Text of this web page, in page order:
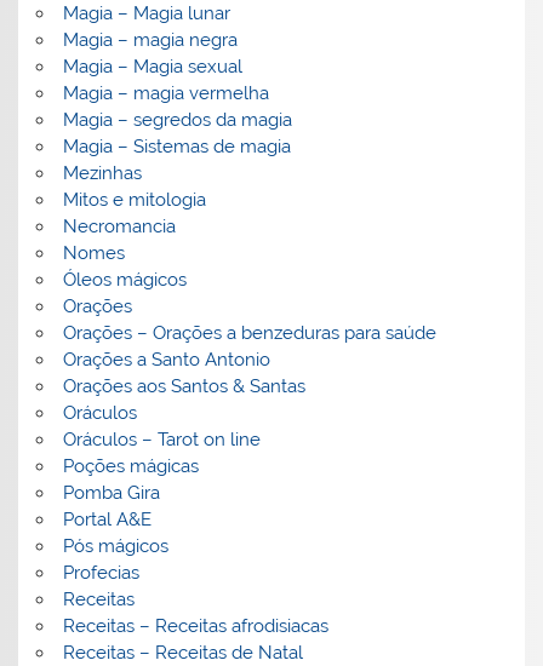
Magia – Magia lunar
Magia – magia negra
Magia – Magia sexual
Magia – magia vermelha
Magia – segredos da magia
Magia – Sistemas de magia
Mezinhas
Mitos e mitologia
Necromancia
Nomes
Óleos mágicos
Orações
Orações – Orações a benzeduras para saúde
Orações a Santo Antonio
Orações aos Santos & Santas
Oráculos
Oráculos – Tarot on line
Poções mágicas
Pomba Gira
Portal A&E
Pós mágicos
Profecias
Receitas
Receitas – Receitas afrodisiacas
Receitas – Receitas de Natal